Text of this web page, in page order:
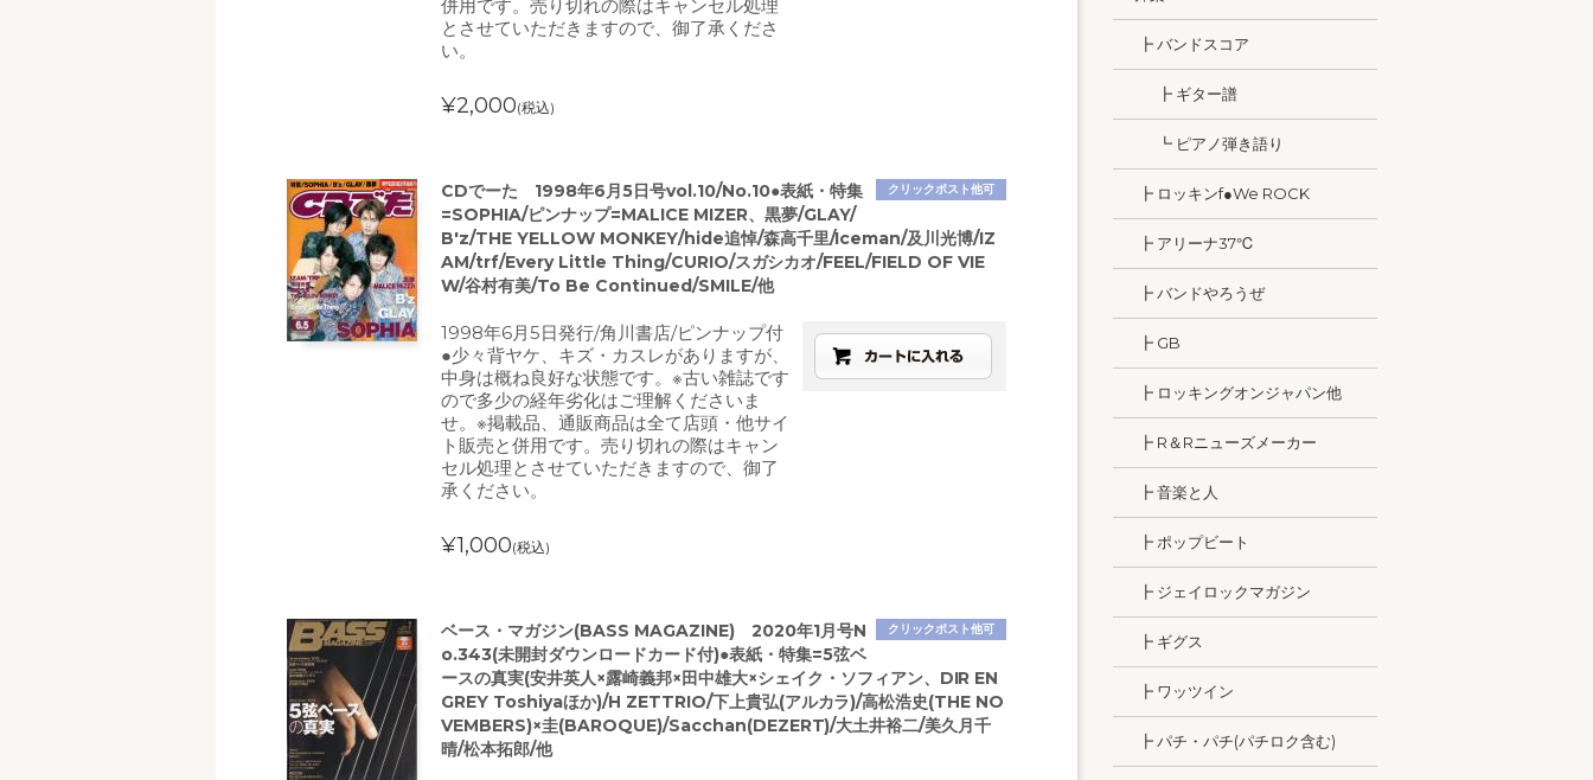
併用です。売り切れの際はキャンセル処理
とさせていただきますので、御了承くださ
い。
¥2,000(税込)
クリックポスト他可
CDでーた 1998年6月5日号vol.10/No.10●表紙・特集
=SOPHIA/ピンナップ=MALICE MIZER、黒夢/GLAY/
B'z/THE YELLOW MONKEY/hide追悼/森高千里/Iceman/及川光博/IZ
AM/trf/Every Little Thing/CURIO/スガシカオ/FEEL/FIELD OF VIE
W/谷村有美/To Be Continued/SMILE/他
1998年6月5日発行/角川書店/ピンナップ付
●少々背ヤケ、キズ・カスレがありますが、
中身は概ね良好な状態です。※古い雑誌です
ので多少の経年劣化はご理解くださいま
せ。※掲載品、通販商品は全て店頭・他サイ
ト販売と併用です。売り切れの際はキャン
セル処理とさせていただきますので、御了
承ください。
¥1,000(税込)
クリックポスト他可
ベース・マガジン(BASS MAGAZINE) 2020年1月号N
o.343(未開封ダウンロードカード付)●表紙・特集=5弦ベ
ースの真実(安井英人×露崎義邦×田中雄大×シェイク・ソフィアン、DIR EN
GREY Toshiyaほか)/H ZETTRIO/下上貴弘(アルカラ)/高松浩史(THE NO
VEMBERS)×圭(BAROQUE)/Sacchan(DEZERT)/大土井裕二/美久月千
晴/松本拓郎/他
┣ バンドスコア
┣ ギター譜
┗ ピアノ弾き語り
┣ ロッキンf●We ROCK
┣ アリーナ37℃
┣ バンドやろうぜ
┣ GB
┣ ロッキングオンジャパン他
┣ R＆Rニューズメーカー
┣ 音楽と人
┣ ポップビート
┣ ジェイロックマガジン
┣ ギグス
┣ ワッツイン
┣ パチ・パチ(パチロク含む)